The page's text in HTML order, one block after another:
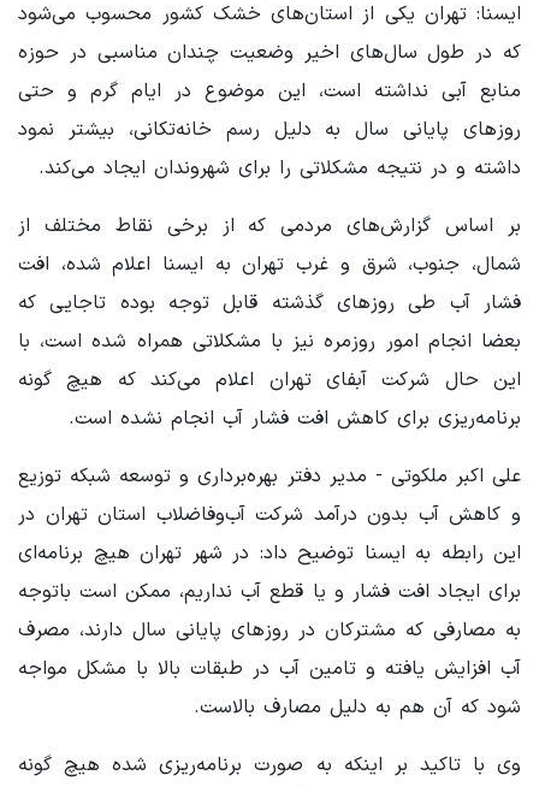
ایسنا: تهران یکی از استان‌های خشک کشور محسوب می‌شود
که در طول سال‌های اخیر وضعیت چندان مناسبی در حوزه
منابع آبی نداشته است، این موضوع در ایام گرم و حتی
روزهای پایانی سال به دلیل رسم خانه‌تکانی، بیشتر نمود
داشته و در نتیجه مشکلاتی را برای شهروندان ایجاد می‌کند.
بر اساس گزارش‌های مردمی که از برخی نقاط مختلف از
شمال، جنوب، شرق و غرب تهران به ایسنا اعلام شده، افت
فشار آب طی روزهای گذشته قابل توجه بوده تاجایی که
بعضا انجام امور روزمره نیز با مشکلاتی همراه شده است، با
این حال شرکت آبفای تهران اعلام می‌کند که هیچ گونه
برنامه‌ریزی برای کاهش افت فشار آب انجام نشده است.
علی اکبر ملکوتی - مدیر دفتر بهره‌برداری و توسعه شبکه توزیع
و کاهش آب بدون درآمد شرکت آب‌وفاضلاب استان تهران در
این رابطه به ایسنا توضیح داد: در شهر تهران هیچ برنامه‌ای
برای ایجاد افت فشار و یا قطع آب نداریم، ممکن است باتوجه
به مصارفی که مشترکان در روزهای پایانی سال دارند، مصرف
آب افزایش یافته و تامین آب در طبقات بالا با مشکل مواجه
شود که آن‌ هم به دلیل مصارف بالاست.
وی با تاکید بر اینکه به صورت برنامه‌ریزی شده هیچ گونه